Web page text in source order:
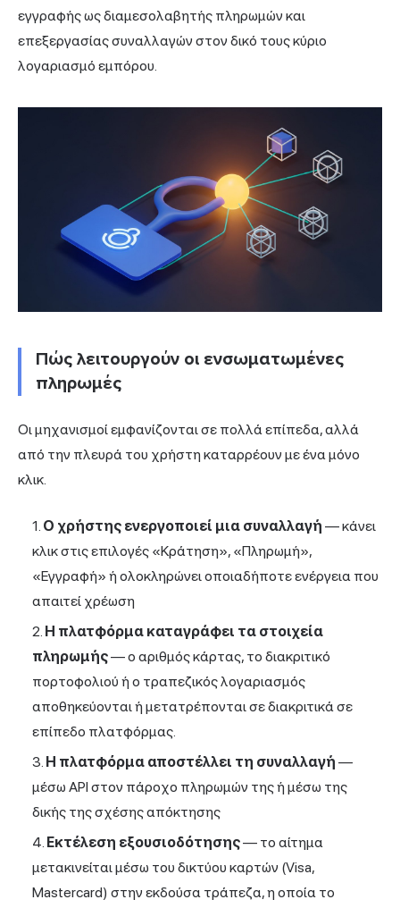
εγγραφής ως διαμεσολαβητής πληρωμών και
επεξεργασίας συναλλαγών στον δικό τους κύριο
λογαριασμό εμπόρου.
Πώς λειτουργούν οι ενσωματωμένες
πληρωμές
Οι μηχανισμοί εμφανίζονται σε πολλά επίπεδα, αλλά
από την πλευρά του χρήστη καταρρέουν με ένα μόνο
κλικ.
Ο χρήστης ενεργοποιεί μια συναλλαγή — κάνει
κλικ στις επιλογές «Κράτηση», «Πληρωμή»,
«Εγγραφή» ή ολοκληρώνει οποιαδήποτε ενέργεια που
απαιτεί χρέωση
Η πλατφόρμα καταγράφει τα στοιχεία
πληρωμής— ο αριθμός κάρτας, το διακριτικό
πορτοφολιού ή ο τραπεζικός λογαριασμός
αποθηκεύονται ή μετατρέπονται σε διακριτικά σε
επίπεδο πλατφόρμας.
Η πλατφόρμα αποστέλλει τη συναλλαγή —
μέσω API στον πάροχο πληρωμών της ή μέσω της
δικής της σχέσης απόκτησης
Εκτέλεση εξουσιοδότησης— το αίτημα
μετακινείται μέσω του δικτύου καρτών (Visa,
Mastercard) στην εκδούσα τράπεζα, η οποία το